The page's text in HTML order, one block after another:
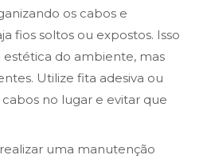
os cabos e
fios soltos ou expostos. Isso
estética do ambiente, mas
Utilize fita adesiva ou
no lugar e evitar que
uma manutenção